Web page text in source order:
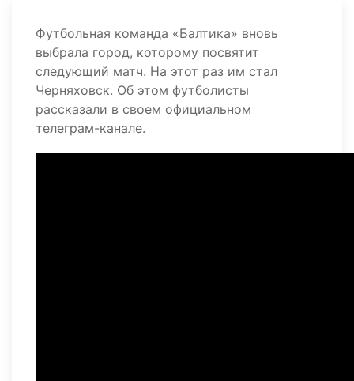
Футбольная команда «Балтика» вновь
выбрала город, которому посвятит
следующий матч. На этот раз им стал
Черняховск. Об этом футболисты
рассказали в своем официальном
телеграм-канале.